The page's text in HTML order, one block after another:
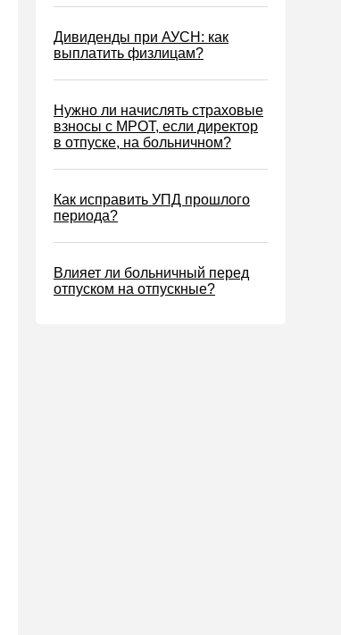
Дивиденды при АУСН: как
выплатить физлицам?
Нужно ли начислять страховые
взносы с МРОТ, если директор
в отпуске, на больничном?
Как исправить УПД прошлого
периода?
Влияет ли больничный перед
отпуском на отпускные?